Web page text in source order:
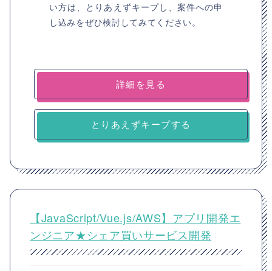
い方は、とりあえずキープし、案件への申
し込みをぜひ検討してみてください。
詳細を見る
とりあえずキープする
【JavaScript/Vue.js/AWS】アプリ開発エ
ンジニア★シェア買いサービス開発